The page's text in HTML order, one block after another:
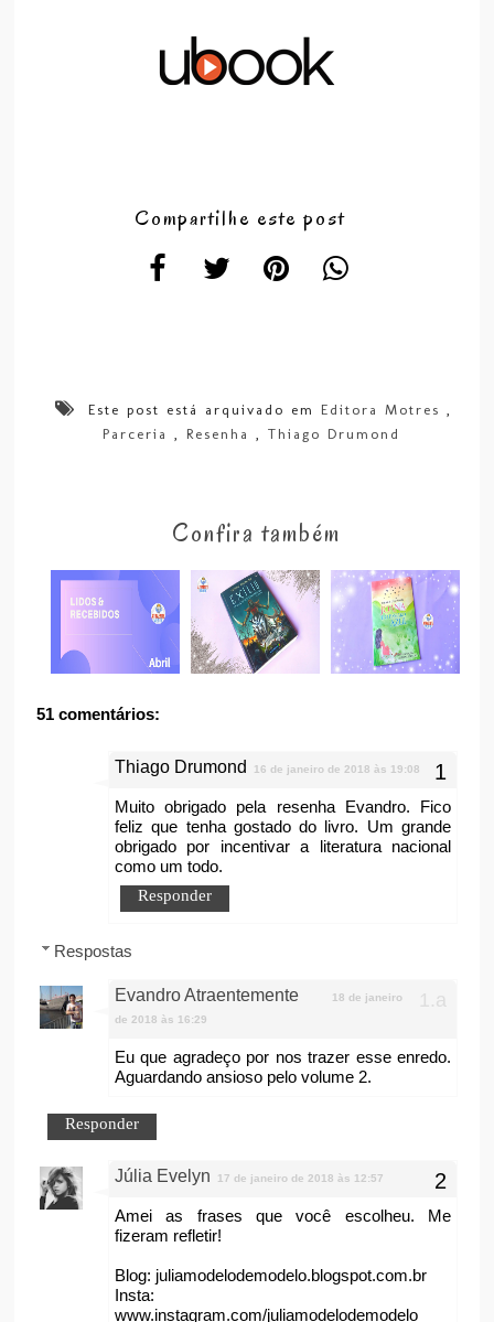
Compartilhe este post
Este post está arquivado em Editora Motres
Parceria
Resenha Thiago Drumond
Confira também
51 comentários:
Thiago Drumond 16 de janeiro de 2018 às 19:08
Muito obrigado pela resenha Evandro. Fico
feliz que tenha gostado do livro. Um grande
obrigado por incentivar a literatura nacional
como um todo.
Responder
Respostas
Evandro Atraentemente
18 de janeiro
de 2018 às 16:29
Eu que agradeço por nos trazer esse enredo.
Aguardando ansioso pelo volume 2.
Responder
Júlia Evelyn 17 de janeiro de 2018 às 12:57
Amei as frases que você escolheu. Me
fizeram refletir!
Blog: juliamodelodemodelo.blogspot.com.br
Insta:
www.instagram.com/juliamodelodemodelo